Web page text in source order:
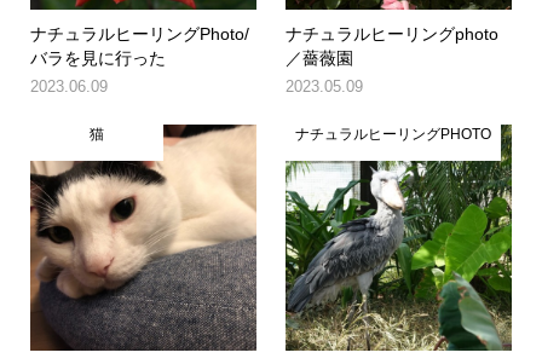
ナチュラルヒーリングPhoto/
バラを見に行った
2023.06.09
ナチュラルヒーリングphoto
／薔薇園
2023.05.09
猫 ナチュラルヒーリングPHOTO